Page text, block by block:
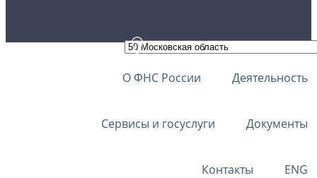
О ФНС России Деятельность
Сервисы и госуслуги Документы
Контакты ENG